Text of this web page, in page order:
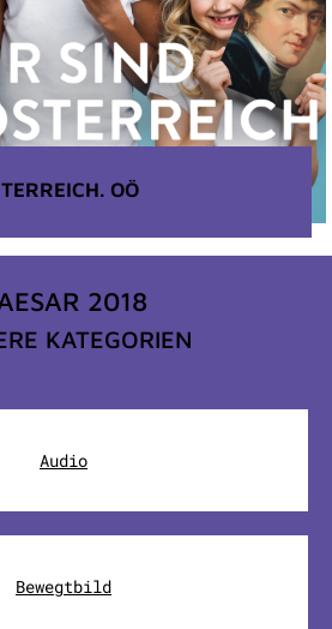
OÖ
2018
KATEGORIEN
Audio
Bewegtbild